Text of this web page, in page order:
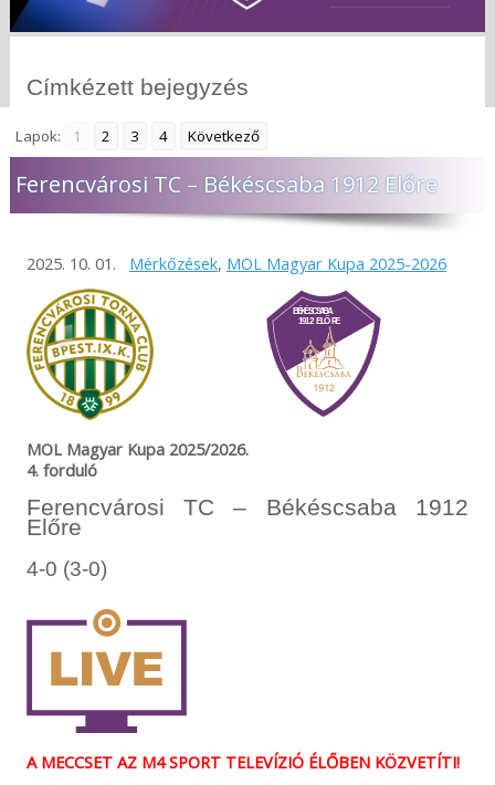
Címkézett bejegyzés
Lapok: 1 2 3 4 Következő
Ferencvárosi TC – Békéscsaba 1912 Előre
2025. 10. 01. Mérkőzések, MOL Magyar Kupa 2025-2026
MOL Magyar Kupa 2025/2026.
4. forduló
Ferencvárosi TC – Békéscsaba 1912
Előre
4-0 (3-0)
A MECCSET AZ M4 SPORT TELEVÍZIÓ ÉLŐBEN KÖZVETÍTI!